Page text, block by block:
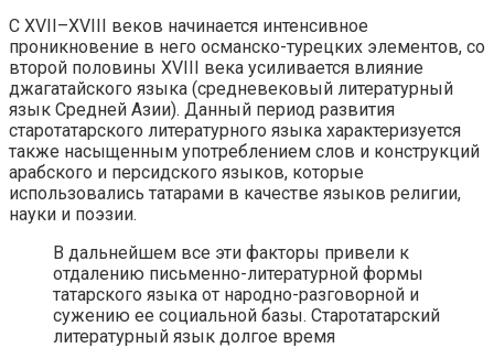
С XVII–ХVIII веков начинается интенсивное
проникновение в него османско-турецких элементов, со
второй половины ХVIII века усиливается влияние
джагатайского языка (средневековый литературный
язык Средней Азии). Данный период развития
старотатарского литературного языка характеризуется
также насыщенным употреблением слов и конструкций
арабского и персидского языков, которые
использовались татарами в качестве языков религии,
науки и поэзии.
В дальнейшем все эти факторы привели к
отдалению письменно-литературной формы
татарского языка от народно-разговорной и
сужению ее социальной базы. Старотатарский
литературный язык долгое время